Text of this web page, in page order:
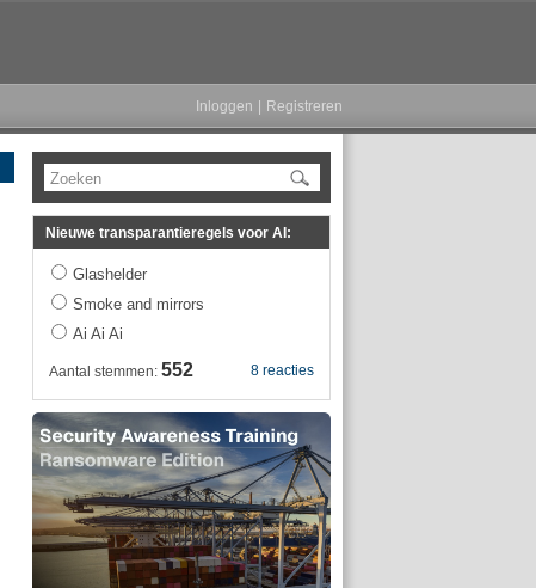
Inloggen Registreren
Zoeken
Nieuwe transparantieregels voor AI:
Glashelder
Smoke and mirrors
Ai Ai Ai
8 reacties
Aantal stemmen: 552